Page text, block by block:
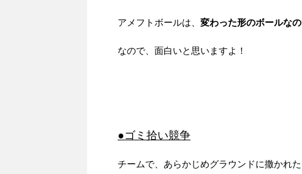
アメフトボールは、 変わった形のボールな
なので、面白いと思いますよ！
●ゴミ拾い競争
チームで、あらかじめグラウンドに撒かれた